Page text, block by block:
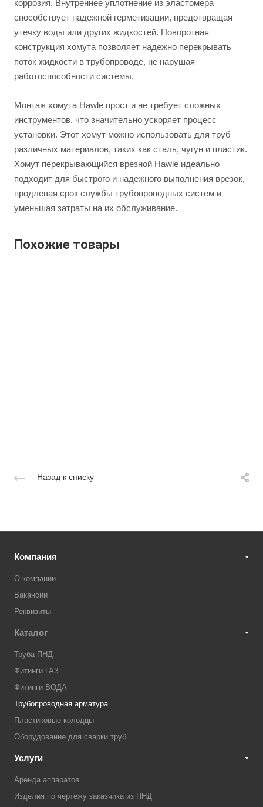
коррозия. Внутреннее уплотнение из эластомера
способствует надежной герметизации, предотвращая
утечку воды или других жидкостей. Поворотная
конструкция хомута позволяет надежно перекрывать
поток жидкости в трубопроводе, не нарушая
работоспособности системы.
Монтаж хомута Hawle прост и не требует сложных
инструментов, что значительно ускоряет процесс
установки. Этот хомут можно использовать для труб
различных материалов, таких как сталь, чугун и пластик.
Хомут перекрывающийся врезной Hawle идеально
подходит для быстрого и надежного выполнения врезок,
продлевая срок службы трубопроводных систем и
уменьшая затраты на их обслуживание.
Похожие товары
Назад к списку
Компания
О компании
Вакансии
Реквизиты
Каталог
Труба ПНД
Фитинги ГАЗ
Фитинги ВОДА
Трубопроводная арматура
Пластиковые колодцы
Оборудование для сварки труб
Услуги
Аренда аппаратов
Изделия по чертежу заказчика из ПНД